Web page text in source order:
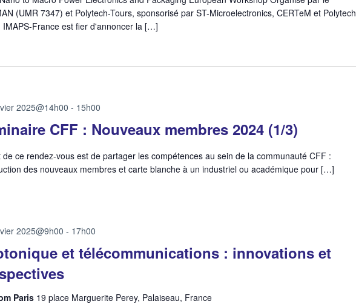
(UMR 7347) et Polytech-Tours, sponsorisé par ST-Microelectronics, CERTeM et Polytech
IMAPS-France est fier d'annoncer la […]
CFF : Nouveaux membres 2024 (1/3)
2025@14h00 - 15h00
de ce rendez-vous est de partager les compétences au sein de la communauté CFF :
des nouveaux membres et carte blanche à un industriel ou académique pour […]
et télécommunications : innovations et
2025@9h00 - 17h00
Paris 19 place Marguerite Perey, Palaiseau, France